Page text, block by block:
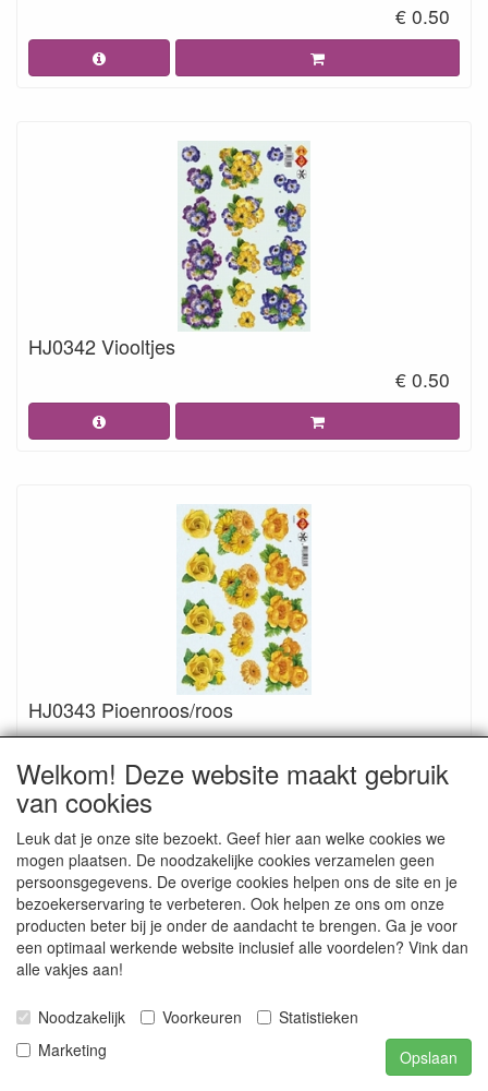
Welkom! Deze website maakt gebruik
van cookies
Leuk dat je onze site bezoekt. Geef hier aan welke cookies we
mogen plaatsen. De noodzakelijke cookies verzamelen geen
persoonsgegevens. De overige cookies helpen ons de site en je
bezoekerservaring te verbeteren. Ook helpen ze ons om onze
producten beter bij je onder de aandacht te brengen. Ga je voor
een optimaal werkende website inclusief alle voordelen? Vink dan
alle vakjes aan!
Noodzakelijk Voorkeuren
Statistieken
Marketing
Opslaan
€ 0.50
HJ0342 Viooltjes
€ 0.50
HJ0343 Pioenroos/roos
€ 0.50